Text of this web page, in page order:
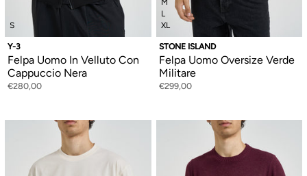
S
Y-3
Felpa Uomo In Velluto Con
Cappuccio Nera
€280,00
L
XL
STONE ISLAND
Felpa Uomo Oversize Verde
Militare
€299,00